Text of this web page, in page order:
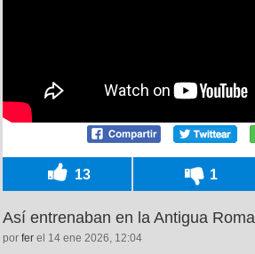
13 1
Así entrenaban en la Antigua Roma
por fer el 14 ene 2026, 12:04